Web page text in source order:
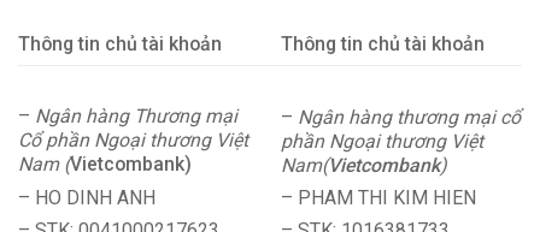
Thông tin chủ tài khoản Thông tin chủ tài khoản
– Ngân hàng Thương mại
Cổ phần Ngoại thương Việt
Nam (Vietcombank)
– HO DINH ANH
– Ngân hàng thương mại cổ
phần Ngoại thương Việt
Nam(Vietcombank)
– PHAM THI KIM HIEN